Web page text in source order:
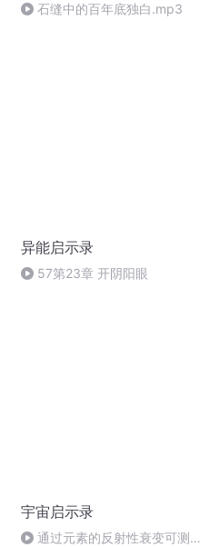
石缝中的百年底独白.mp3
异能启示录
57第23章 开阴阳眼
宇宙启示录
通过元素的反射性衰变可测算